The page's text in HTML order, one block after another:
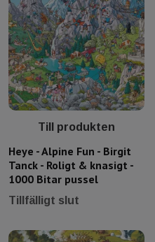
Till produkten
Heye - Alpine Fun - Birgit
Tanck - Roligt & knasigt -
1000 Bitar pussel
Tillfälligt slut